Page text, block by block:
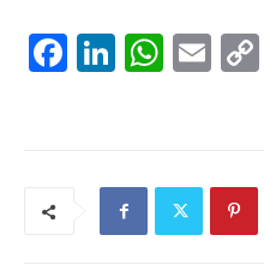
F
Li
dI
n
W
A
p
E